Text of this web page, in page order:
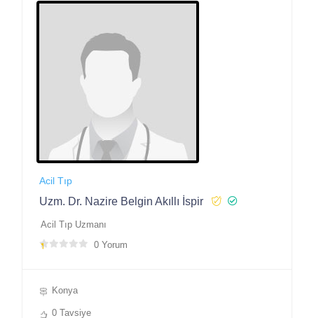
Acil Tıp
Uzm. Dr. Nazire Belgin Akıllı İspir
Acil Tıp Uzmanı
0 Yorum
Konya
0 Tavsiye